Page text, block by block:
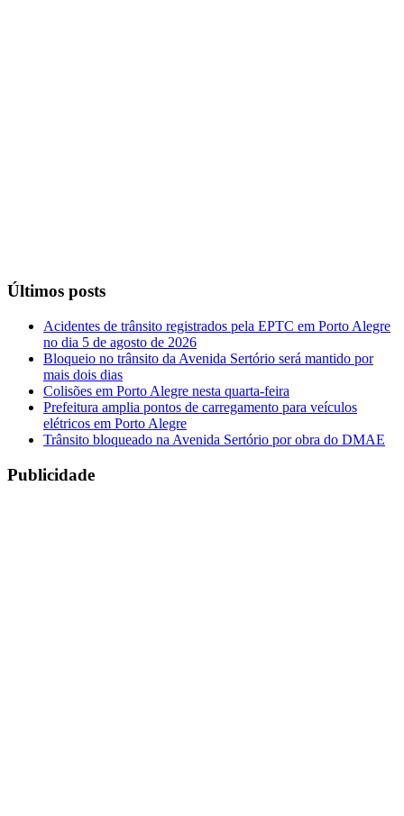
Últimos posts
Acidentes de trânsito registrados pela EPTC em Porto Alegre
no dia 5 de agosto de 2026
Bloqueio no trânsito da Avenida Sertório será mantido por
mais dois dias
Colisões em Porto Alegre nesta quarta-feira
Prefeitura amplia pontos de carregamento para veículos
elétricos em Porto Alegre
Trânsito bloqueado na Avenida Sertório por obra do DMAE
Publicidade